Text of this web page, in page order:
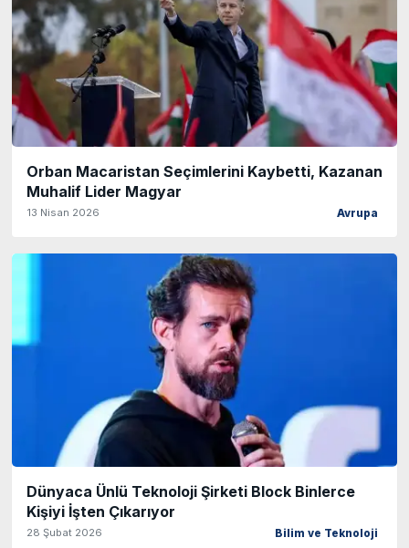
Orban Macaristan Seçimlerini Kaybetti, Kazanan
Muhalif Lider Magyar
13 Nisan 2026 Avrupa
Dünyaca Ünlü Teknoloji Şirketi Block Binlerce
Kişiyi İşten Çıkarıyor
28 Şubat 2026 Bilim ve Teknoloji